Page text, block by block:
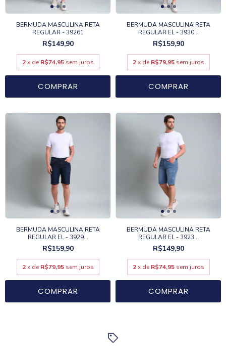
BERMUDA MASCULINA RETA
REGULAR - 39261
R$149,90
2 x de R$74,95 sem juros
COMPRAR
BERMUDA MASCULINA RETA
REGULAR EL - 3930...
R$159,90
2 x de R$79,95 sem juros
COMPRAR
BERMUDA MASCULINA RETA
REGULAR EL - 3929...
R$159,90
2 x de R$79,95 sem juros
COMPRAR
BERMUDA MASCULINA RETA
REGULAR EL - 3923...
R$149,90
2 x de R$74,95 sem juros
COMPRAR